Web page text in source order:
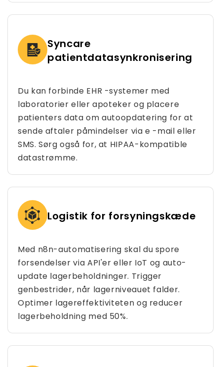
Syncare
patientdatasynkronisering
Du kan forbinde EHR -systemer med
laboratorier eller apoteker og placere
patienters data om autoopdatering for at
sende aftaler påmindelser via e -mail eller
SMS. Sørg også for, at HIPAA-kompatible
datastrømme.
Logistik for forsyningskæde
Med n8n-automatisering skal du spore
forsendelser via API'er eller IoT og auto-
update lagerbeholdninger. Trigger
genbestrider, når lagerniveauet falder.
Optimer lagereffektiviteten og reducer
lagerbeholdning med 50%.